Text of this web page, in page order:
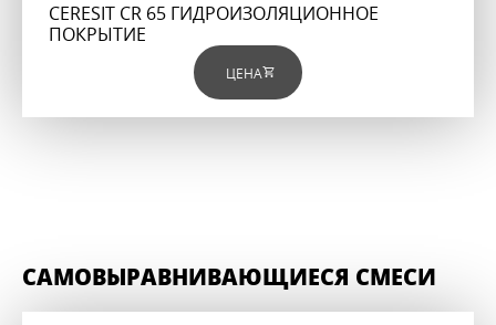
CERESIT CR 65 ГИДРОИЗОЛЯЦИОННОЕ
ПОКРЫТИЕ
ЦЕНА
САМОВЫРАВНИВАЮЩИЕСЯ СМЕСИ